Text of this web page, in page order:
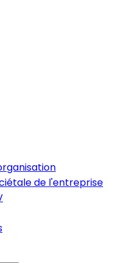
de l'entreprise